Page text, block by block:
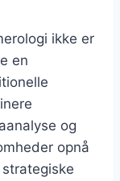
ikke er
en
og
opnå